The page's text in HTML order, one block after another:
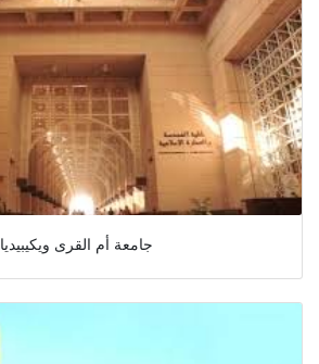
جامعة أم القرى ويكيبيديا